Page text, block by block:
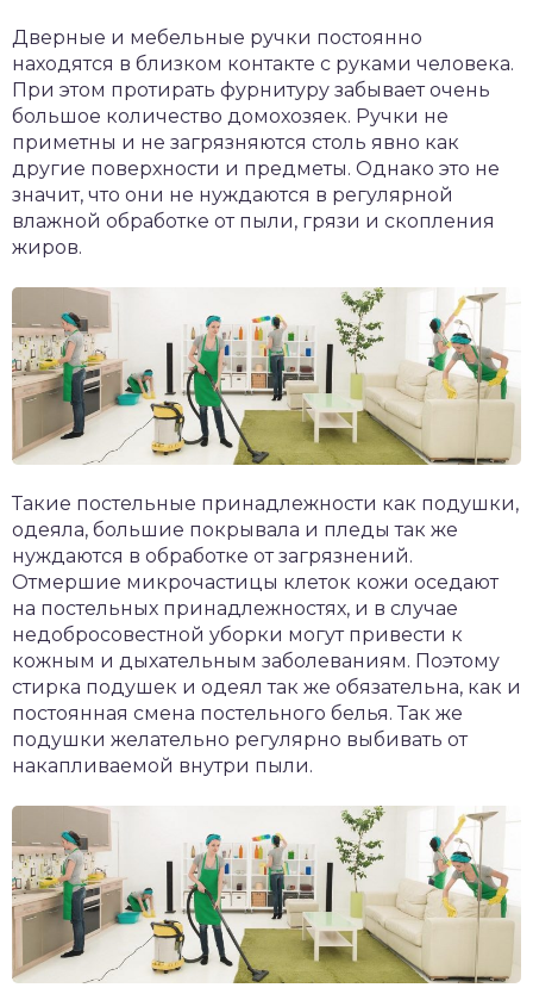
Дверные и мебельные ручки постоянно
находятся в близком контакте с руками человека.
При этом протирать фурнитуру забывает очень
большое количество домохозяек. Ручки не
приметны и не загрязняются столь явно как
другие поверхности и предметы. Однако это не
значит, что они не нуждаются в регулярной
влажной обработке от пыли, грязи и скопления
жиров.
Такие постельные принадлежности как подушки,
одеяла, большие покрывала и пледы так же
нуждаются в обработке от загрязнений.
Отмершие микрочастицы клеток кожи оседают
на постельных принадлежностях, и в случае
недобросовестной уборки могут привести к
кожным и дыхательным заболеваниям. Поэтому
стирка подушек и одеял так же обязательна, как и
постоянная смена постельного белья. Так же
подушки желательно регулярно выбивать от
накапливаемой внутри пыли.